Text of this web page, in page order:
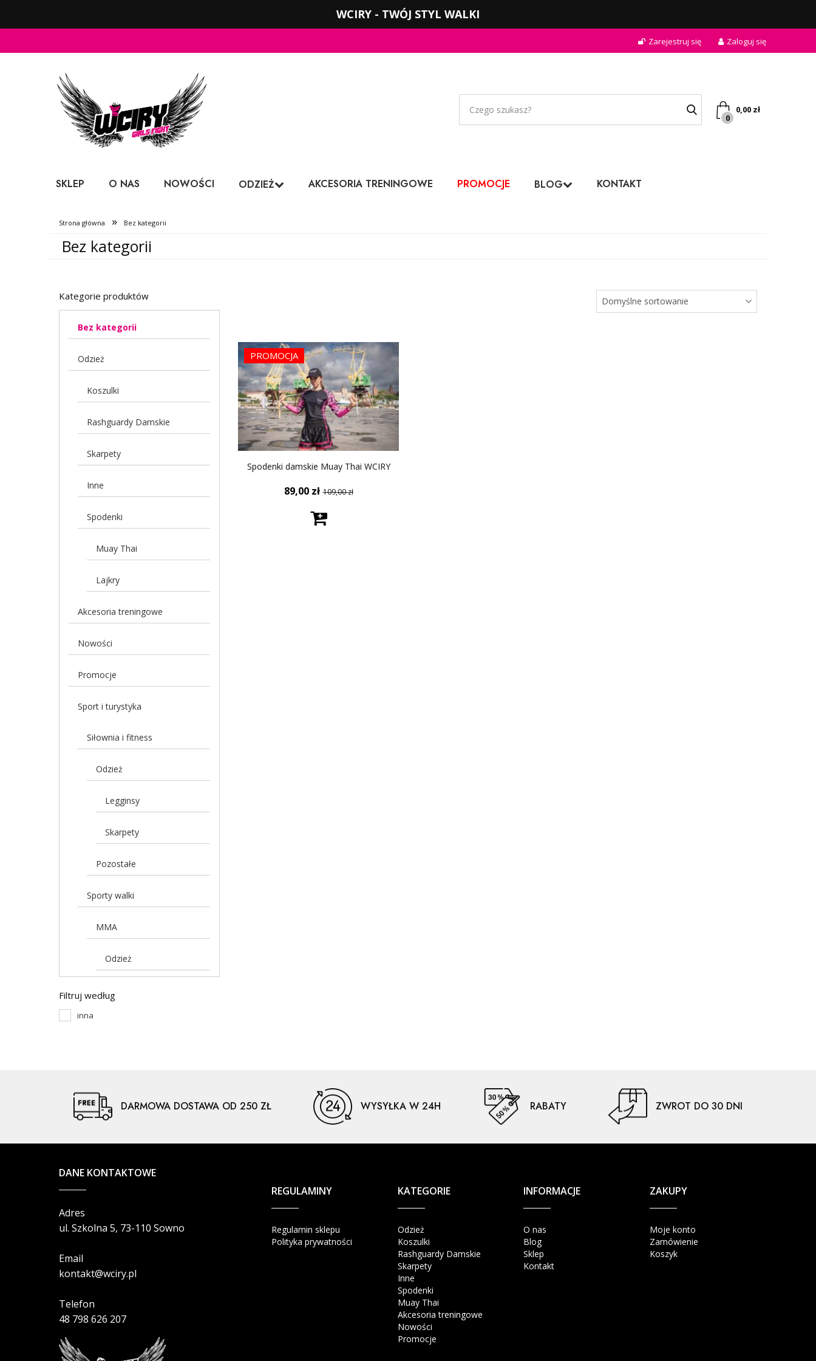
WCIRY - TWÓJ STYL WALKI
Zarejestruj się Zaloguj się
0
0,00 zł
SKLEP O NAS NOWOŚCI ODZIEŻ AKCESORIA TRENINGOWE PROMOCJE BLOG KONTAKT
Strona główna » Bez kategorii
Bez kategorii
Kategorie produktów
Bez kategorii
Odzież
Koszulki
Rashguardy Damskie
Skarpety
Inne
Spodenki
Muay Thai
Lajkry
Akcesoria treningowe
Nowości
Promocje
Sport i turystyka
Siłownia i fitness
Odzież
Legginsy
Skarpety
Pozostałe
Sporty walki
MMA
Odzież
Filtruj według
inna
PROMOCJA
Spodenki damskie Muay Thai WCIRY
89,00 zł 109,00zł
DARMOWA DOSTAWA OD 250 ZŁ WYSYŁKA W 24H RABATY ZWROT DO 30 DNI
DANE KONTAKTOWE
Adres
ul. Szkolna 5, 73-110 Sowno
Email
kontakt@wciry.pl
Telefon
48 798 626 207
REGULAMINY
Regulamin sklepu
Polityka prywatności
KATEGORIE
Odzież
Koszulki
Rashguardy Damskie
Skarpety
Inne
Spodenki
Muay Thai
Akcesoria treningowe
Nowości
Promocje
INFORMACJE
O nas
Blog
Sklep
Kontakt
ZAKUPY
Moje konto
Zamówienie
Koszyk